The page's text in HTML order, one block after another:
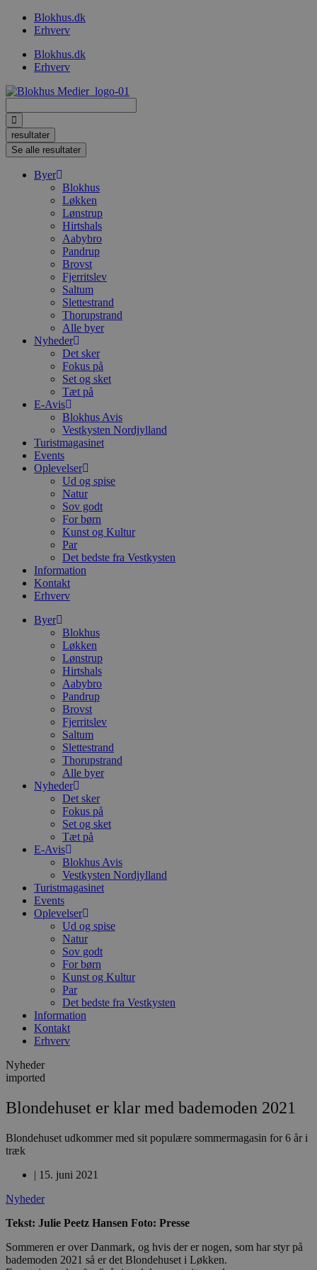
VidereBlokhus.dk
Erhverv
Blokhus.dk
Erhverv
...
resultater
Se alle resultater
Byer
Blokhus
Løkken
Lønstrup
Hirtshals
Aabybro
Pandrup
Brovst
Fjerritslev
Saltum
Slettestrand
Thorupstrand
Alle byer
Nyheder
Det sker
Fokus på
Set og sket
Tæt på
E-Avis
Blokhus Avis
Vestkysten Nordjylland
Turistmagasinet
Events
Oplevelser
Ud og spise
Natur
Sov godt
For børn
Kunst og Kultur
Par
Det bedste fra Vestkysten
Information
Kontakt
Erhverv
Byer
Blokhus
Løkken
Lønstrup
Hirtshals
Aabybro
Pandrup
Brovst
Fjerritslev
Saltum
Slettestrand
Thorupstrand
Alle byer
Nyheder
Det sker
Fokus på
Set og sket
Tæt på
E-Avis
Blokhus Avis
Vestkysten Nordjylland
Turistmagasinet
Events
Oplevelser
Ud og spise
Natur
Sov godt
For børn
Kunst og Kultur
Par
Det bedste fra Vestkysten
Information
Kontakt
Erhverv
Nyheder
imported
Blondehuset er klar med bademoden 2021
Blondehuset udkommer med sit populære sommermagasin for 6 år i
træk
| 15. juni 2021
Nyheder
Tekst: Julie Peetz Hansen Foto: Presse
Sommeren er over Danmark, og hvis der er nogen, som har styr på
bademoden 2021 så er det Blondehuset i Løkken.